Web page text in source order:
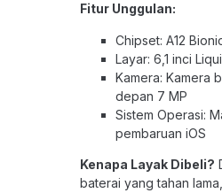
Fitur Unggulan:
Chipset: A12
Layar: 6,1 inci
Kamera: Kamera
depan 7 MP
Sistem Operasi:
pembaruan iOS
Kenapa Layak Dibeli?
baterai yang tahan